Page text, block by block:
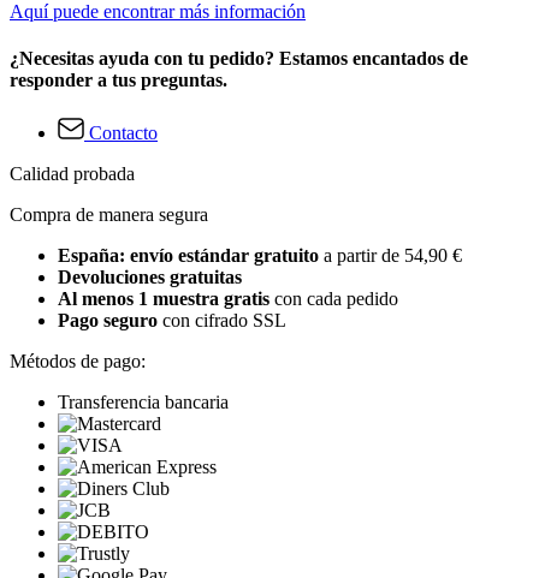
Aquí puede encontrar más información
¿Necesitas ayuda con tu pedido? Estamos encantados de
responder a tus preguntas.
Contacto
Calidad probada
Compra de manera segura
España: envío estándar gratuito a partir de 54,90 €
Devoluciones gratuitas
Al menos 1 muestra gratis con cada pedido
Pago seguro con cifrado SSL
Métodos de pago:
Transferencia bancaria